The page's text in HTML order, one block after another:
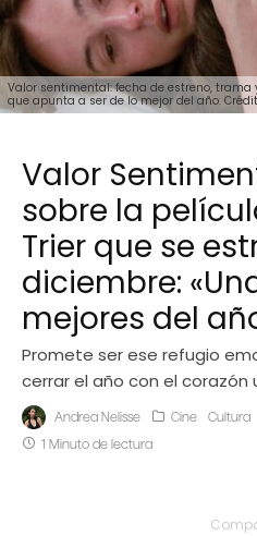
Valor sentimental: fecha de estreno,
que apunta a ser de lo mejor del año.
Valor
sobre la
Trier que se
diciembre:
mejores del
Promete ser ese refugio
cerrar el año con el
Andrea Nelisse Cine Cultura
1 Minuto de lectura